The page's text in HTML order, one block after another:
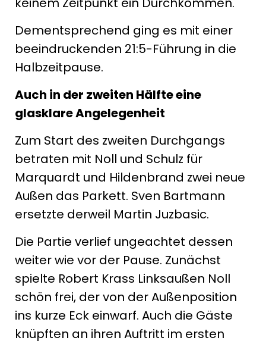
Dementsprechend ging es mit einer
beeindruckenden 21:5-Führung in die
Halbzeitpause.
Auch in der zweiten Hälfte eine
glasklare Angelegenheit
Zum Start des zweiten Durchgangs
betraten mit Noll und Schulz für
Marquardt und Hildenbrand zwei neue
Außen das Parkett. Sven Bartmann
ersetzte derweil Martin Juzbasic.
Die Partie verlief ungeachtet dessen
weiter wie vor der Pause. Zunächst
spielte Robert Krass Linksaußen Noll
schön frei, der von der Außenposition
ins kurze Eck einwarf. Auch die Gäste
knüpften an ihren Auftritt im ersten